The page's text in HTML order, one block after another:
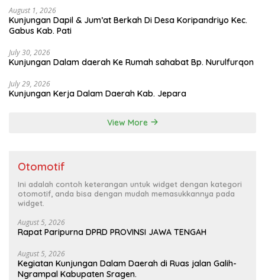
August 1, 2026
Kunjungan Dapil & Jum’at Berkah Di Desa Koripandriyo Kec.
Gabus Kab. Pati
July 30, 2026
Kunjungan Dalam daerah Ke Rumah sahabat Bp. Nurulfurqon
July 29, 2026
Kunjungan Kerja Dalam Daerah Kab. Jepara
View More
Otomotif
Ini adalah contoh keterangan untuk widget dengan kategori
otomotif, anda bisa dengan mudah memasukkannya pada
widget.
August 5, 2026
Rapat Paripurna DPRD PROVINSI JAWA TENGAH
August 5, 2026
Kegiatan Kunjungan Dalam Daerah di Ruas jalan Galih-
Ngrampal Kabupaten Sragen.